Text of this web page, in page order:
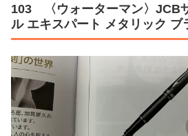
103 〈ウォーターマン〉JCB
ル エキスパート メタリック ブ